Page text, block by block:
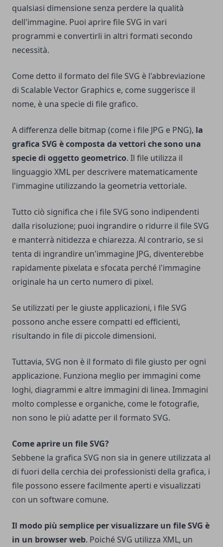
qualsiasi dimensione senza perdere la qualità
dell'immagine. Puoi aprire file SVG in vari
programmi e convertirli in altri formati secondo
necessità.
Come detto il formato del file SVG è l'abbreviazione
di Scalable Vector Graphics e, come suggerisce il
nome, è una specie di file grafico.
A differenza delle bitmap (come i file JPG e PNG), la
grafica SVG è composta da vettori che sono una
specie di oggetto geometrico. Il file utilizza il
linguaggio XML per descrivere matematicamente
l'immagine utilizzando la geometria vettoriale.
Tutto ciò significa che i file SVG sono indipendenti
dalla risoluzione; puoi ingrandire o ridurre il file SVG
e manterrà nitidezza e chiarezza. Al contrario, se si
tenta di ingrandire un'immagine JPG, diventerebbe
rapidamente pixelata e sfocata perché l'immagine
originale ha un certo numero di pixel.
Se utilizzati per le giuste applicazioni, i file SVG
possono anche essere compatti ed efficienti,
risultando in file di piccole dimensioni.
Tuttavia, SVG non è il formato di file giusto per ogni
applicazione. Funziona meglio per immagini come
loghi, diagrammi e altre immagini di linea. Immagini
molto complesse e organiche, come le fotografie,
non sono le più adatte per il formato SVG.
Come aprire un file SVG?
Sebbene la grafica SVG non sia in genere utilizzata al
di fuori della cerchia dei professionisti della grafica, i
file possono essere facilmente aperti e visualizzati
con un software comune.
Il modo più semplice per visualizzare un file SVG è
in un browser web. Poiché SVG utilizza XML, un